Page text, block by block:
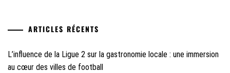
ARTICLES RÉCENTS
L’influence de la Ligue 2 sur la gastronomie locale : une immersion
au cœur des villes de football